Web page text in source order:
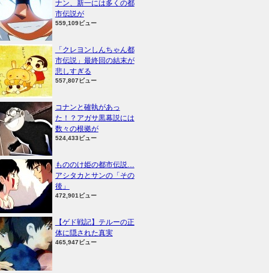
ナン、新一には多くの都
市伝説が
559,109ビュー
「クレヨンしんちゃん都
市伝説」最終回の結末が
悲しすぎる
557,807ビュー
コナンと確執があっ
た！？アガサ黒幕説には
数々の根拠が
524,433ビュー
もののけ姫の都市伝説…
アシタカとサンの「その
後」
472,901ビュー
【ゲド戦記】テルーの正
体に隠された真実
465,947ビュー